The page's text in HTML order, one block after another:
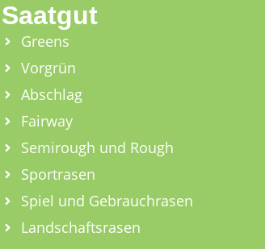
Saatgut
Greens
Vorgrün
Abschlag
Fairway
Semirough und Rough
Sportrasen
Spiel und Gebrauchrasen
Landschaftsrasen